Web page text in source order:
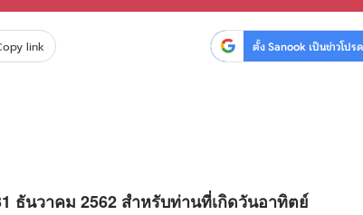
link ตั้ง Sanook เป็นข่าวโป
ธันวาคม 2562 สำหรับท่านที่เกิดวันอาทิตย์